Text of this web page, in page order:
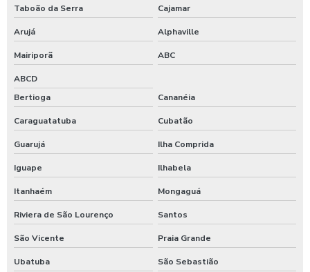
Refeições coletivas em são paulo
Refeições coletivas para empresas
Refeições coletivas sp
Refeições comerciais
Refeições empresariais
Refeições industriais
Refeições para empresas
Refeições para empresas sp
Refeições para funcionários
Taboão da Serra Cajamar
Arujá Alphaville
Mairiporã ABC
ABCD
Bertioga
Cananéia
Caraguatatuba Cubatão
Guarujá Ilha Comprida
Iguape Ilhabela
Itanhaém Mongaguá
Riviera de São Lourenço Santos
São Vicente Praia Grande
Ubatuba São Sebastião